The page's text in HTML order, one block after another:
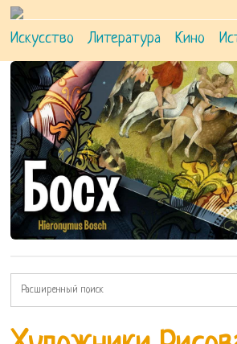
Искусство Литература Кино